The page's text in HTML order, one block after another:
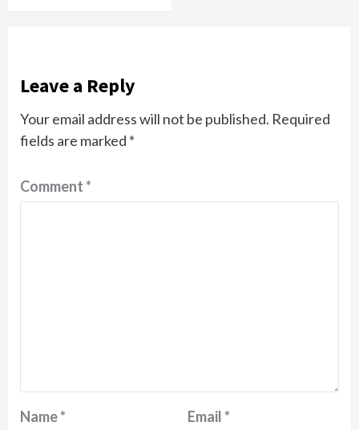
Leave a Reply
Your email address will not be published. Required
fields are marked *
Comment*
Name* Email*